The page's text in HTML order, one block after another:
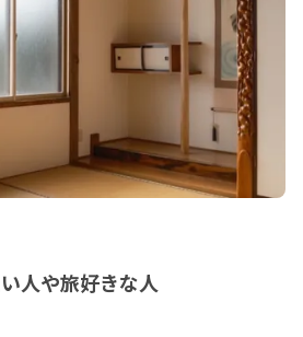
人や旅好きな人